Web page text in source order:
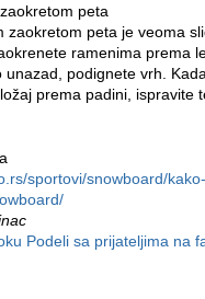
peta
zaokretom peta je veoma
ramenima prema
unazad, podignete vrh.
prema padini, ispravite
sportovi/snowboard/
Podeli sa prijateljima na